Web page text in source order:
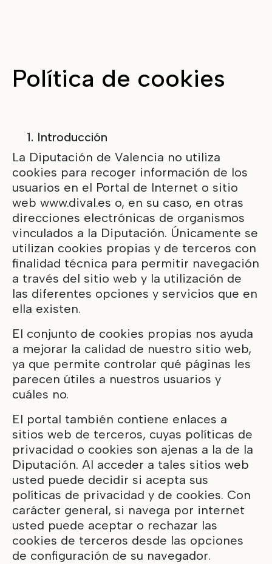
Política de cookies
1. Introducción
La Diputación de Valencia no utiliza
cookies para recoger información de los
usuarios en el Portal de Internet o sitio
web www.dival.es o, en su caso, en otras
direcciones electrónicas de organismos
vinculados a la Diputación. Únicamente se
utilizan cookies propias y de terceros con
finalidad técnica para permitir navegación
a través del sitio web y la utilización de
las diferentes opciones y servicios que en
ella existen.
El conjunto de cookies propias nos ayuda
a mejorar la calidad de nuestro sitio web,
ya que permite controlar qué páginas les
parecen útiles a nuestros usuarios y
cuáles no.
El portal también contiene enlaces a
sitios web de terceros, cuyas políticas de
privacidad o cookies son ajenas a la de la
Diputación. Al acceder a tales sitios web
usted puede decidir si acepta sus
políticas de privacidad y de cookies. Con
carácter general, si navega por internet
usted puede aceptar o rechazar las
cookies de terceros desde las opciones
de configuración de su navegador.